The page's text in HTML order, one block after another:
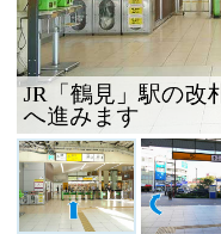
JR「鶴見」駅の改
へ進みます